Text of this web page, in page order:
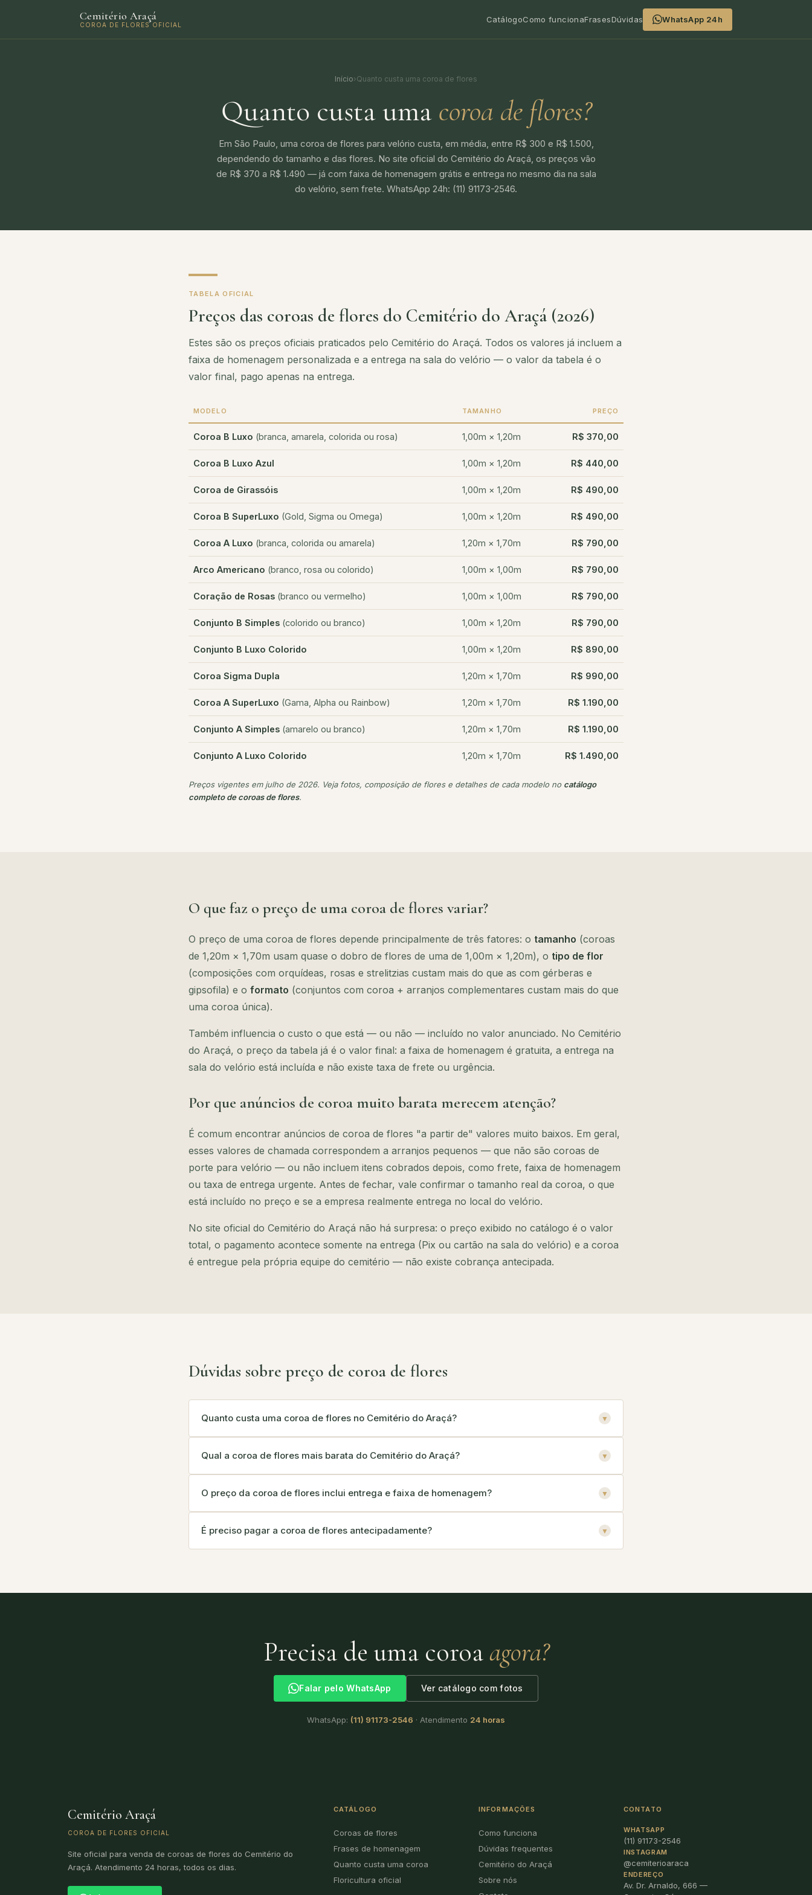
Cemitério Araçá
COROA DE FLORES OFICIAL
CatálogoComo funcionaFrasesDúvidas WhatsApp 24h
Início›Quanto custa uma coroa de flores
Quanto custa uma coroa de flores?
Em São Paulo, uma coroa de flores para velório custa, em média, entre R$ 300 e R$ 1.500,
dependendo do tamanho e das flores. No site oficial do Cemitério do Araçá, os preços vão
de R$ 370 a R$ 1.490 — já com faixa de homenagem grátis e entrega no mesmo dia na sala
do velório, sem frete. WhatsApp 24h: (11) 91173-2546.
TABELA OFICIAL
Preços das coroas de flores do Cemitério do Araçá (2026)
Estes são os preços oficiais praticados pelo Cemitério do Araçá. Todos os valores já incluem a
faixa de homenagem personalizada e a entrega na sala do velório — o valor da tabela é o
valor final, pago apenas na entrega.
MODELO TAMANHO PREÇO
Coroa B Luxo (branca, amarela, colorida ou rosa) 1,00m × 1,20m R$ 370,00
Coroa B Luxo Azul 1,00m × 1,20m R$ 440,00
Coroa de Girassóis 1,00m × 1,20m R$ 490,00
Coroa B SuperLuxo (Gold, Sigma ou Omega) 1,00m × 1,20m R$ 490,00
Coroa A Luxo (branca, colorida ou amarela) 1,20m × 1,70m R$ 790,00
Arco Americano (branco, rosa ou colorido) 1,00m × 1,00m R$ 790,00
Coração de Rosas (branco ou vermelho) 1,00m × 1,00m R$ 790,00
Conjunto B Simples (colorido ou branco) 1,00m × 1,20m R$ 790,00
Conjunto B Luxo Colorido 1,00m × 1,20m R$ 890,00
Coroa Sigma Dupla 1,20m × 1,70m R$ 990,00
Coroa A SuperLuxo (Gama, Alpha ou Rainbow) 1,20m × 1,70m R$ 1.190,00
Conjunto A Simples (amarelo ou branco) 1,20m × 1,70m R$ 1.190,00
Conjunto A Luxo Colorido 1,20m × 1,70m R$ 1.490,00
Preços vigentes em julho de 2026. Veja fotos, composição de flores e detalhes de cada modelo no catálogo
completo de coroas de flores.
O que faz o preço de uma coroa de flores variar?
O preço de uma coroa de flores depende principalmente de três fatores: o tamanho (coroas
de 1,20m × 1,70m usam quase o dobro de flores de uma de 1,00m × 1,20m), o tipo de flor
(composições com orquídeas, rosas e strelitzias custam mais do que as com gérberas e
gipsofila) e o formato (conjuntos com coroa + arranjos complementares custam mais do que
uma coroa única).
Também influencia o custo o que está — ou não — incluído no valor anunciado. No Cemitério
do Araçá, o preço da tabela já é o valor final: a faixa de homenagem é gratuita, a entrega na
sala do velório está incluída e não existe taxa de frete ou urgência.
Por que anúncios de coroa muito barata merecem atenção?
É comum encontrar anúncios de coroa de flores "a partir de" valores muito baixos. Em geral,
esses valores de chamada correspondem a arranjos pequenos — que não são coroas de
porte para velório — ou não incluem itens cobrados depois, como frete, faixa de homenagem
ou taxa de entrega urgente. Antes de fechar, vale confirmar o tamanho real da coroa, o que
está incluído no preço e se a empresa realmente entrega no local do velório.
No site oficial do Cemitério do Araçá não há surpresa: o preço exibido no catálogo é o valor
total, o pagamento acontece somente na entrega (Pix ou cartão na sala do velório) e a coroa
é entregue pela própria equipe do cemitério — não existe cobrança antecipada.
Dúvidas sobre preço de coroa de flores
Quanto custa uma coroa de flores no Cemitério do Araçá? ▼
Qual a coroa de flores mais barata do Cemitério do Araçá? ▼
O preço da coroa de flores inclui entrega e faixa de homenagem? ▼
É preciso pagar a coroa de flores antecipadamente? ▼
Precisa de uma coroaagora?
Falar pelo WhatsApp Ver catálogo com fotos
WhatsApp: (11) 91173-2546 · Atendimento 24 horas
Cemitério Araçá
COROA DE FLORES OFICIAL
Site oficial para venda de coroas de flores do Cemitério do
Araçá. Atendimento 24 horas, todos os dias.
CATÁLOGO
Coroas de flores
Frases de homenagem
Quanto custa uma coroa
Floricultura oficial
INFORMAÇÕES
Como funciona
Dúvidas frequentes
Cemitério do Araçá
Sobre nós
CONTATO
WHATSAPP
(11) 91173-2546
INSTAGRAM
@cemiterioaraca
ENDEREÇO
Av. Dr. Arnaldo, 666 —